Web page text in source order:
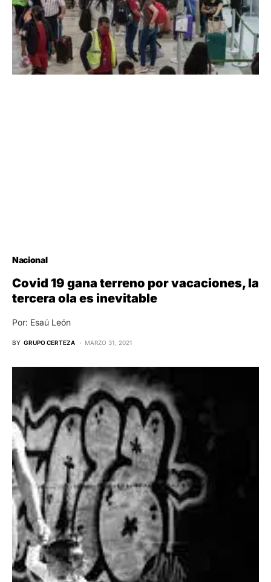
Nacional
Covid 19 gana terreno por vacaciones, la
tercera ola es inevitable
Por: Esaú León
BY GRUPO CERTEZA MARZO 31, 2021